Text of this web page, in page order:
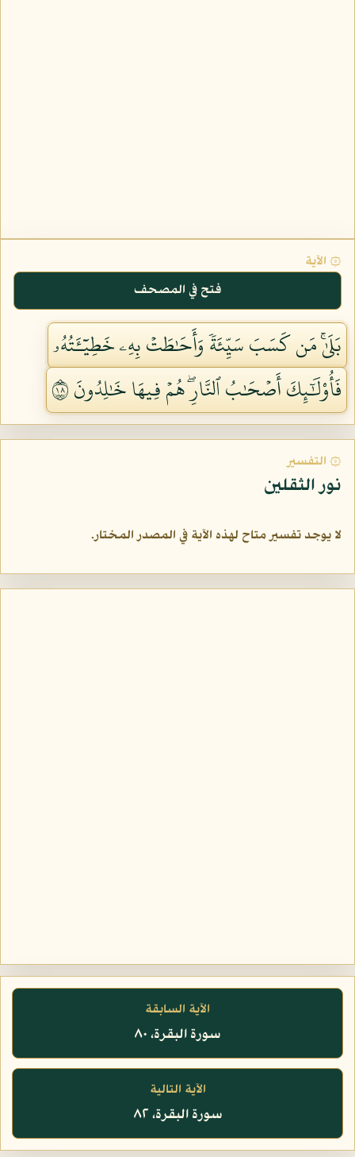
۞ الآية
فتح في المصحف
بَلَىٰۚ مَن كَسَبَ سَيِّئَةٗ وَأَحَٰطَتۡ بِهِۦ خَطِيٓـَٔتُهُۥ
فَأُوْلَٰٓئِكَ أَصۡحَٰبُ ٱلنَّارِۖ هُمۡ فِيهَا خَٰلِدُونَ ٨١
۞ التفسير
نور الثقلين
لا يوجد تفسير متاح لهذه الآية في المصدر المختار.
الآية السابقة
سورة البقرة، ٨٠
الآية التالية
سورة البقرة، ٨٢